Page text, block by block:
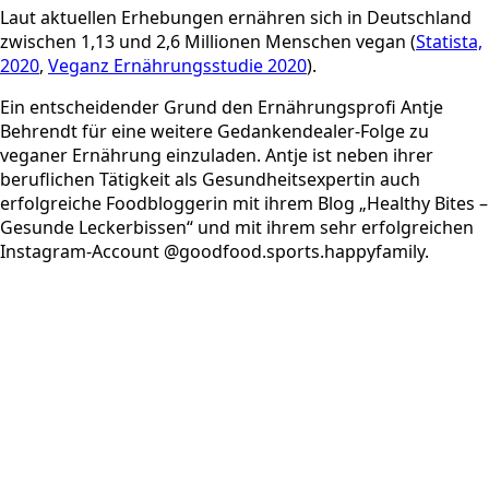
Laut aktuellen Erhebungen ernähren sich in Deutschland
zwischen 1,13 und 2,6 Millionen Menschen vegan (Statista,
2020, Veganz Ernährungsstudie 2020).
Ein entscheidender Grund den Ernährungsprofi Antje
Behrendt für eine weitere Gedankendealer-Folge zu
veganer Ernährung einzuladen. Antje ist neben ihrer
beruflichen Tätigkeit als Gesundheitsexpertin auch
erfolgreiche Foodbloggerin mit ihrem Blog „Healthy Bites –
Gesunde Leckerbissen“ und mit ihrem sehr erfolgreichen
Instagram-Account @goodfood.sports.happyfamily.